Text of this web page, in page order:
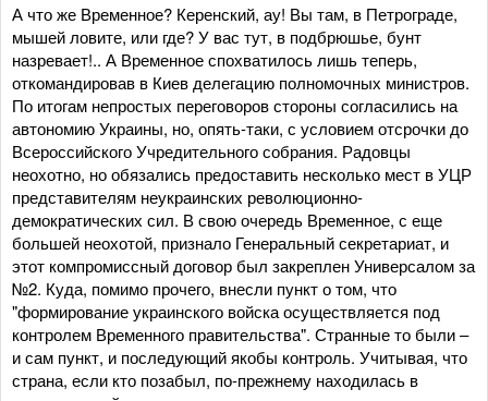
А что же Временное? Керенский, ау! Вы там, в Петрограде,
мышей ловите, или где? У вас тут, в подбрюшье, бунт
назревает!.. А Временное спохватилось лишь теперь,
откомандировав в Киев делегацию полномочных министров.
По итогам непростых переговоров стороны согласились на
автономию Украины, но, опять-таки, с условием отсрочки до
Всероссийского Учредительного собрания. Радовцы
неохотно, но обязались предоставить несколько мест в УЦР
представителям неукраинских революционно-
демократических сил. В свою очередь Временное, с еще
большей неохотой, признало Генеральный секретариат, и
этот компромиссный договор был закреплен Универсалом за
№2. Куда, помимо прочего, внесли пункт о том, что
"формирование украинского войска осуществляется под
контролем Временного правительства". Странные то были –
и сам пункт, и последующий якобы контроль. Учитывая, что
страна, если кто позабыл, по-прежнему находилась в